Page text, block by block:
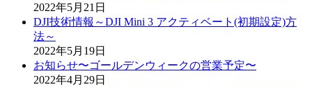
2022年5月21日
DJI技術情報～DJI Mini 3 アクティベート(初期設定)方
法～
2022年5月19日
お知らせ〜ゴールデンウィークの営業予定〜
2022年4月29日